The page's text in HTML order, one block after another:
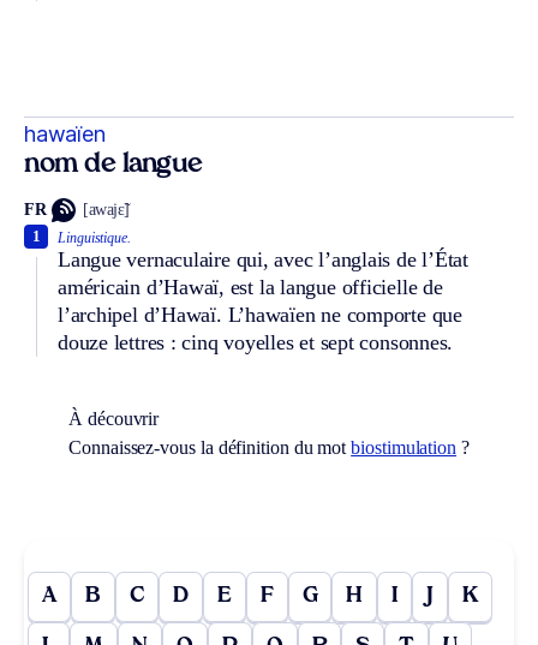
hawaïen
nom de langue
FR [awajɛ̃]
Linguistique.
Langue vernaculaire qui, avec l’anglais de l’État
américain d’Hawaï, est la langue officielle de
l’archipel d’Hawaï. L’hawaïen ne comporte que
douze lettres : cinq voyelles et sept consonnes.
1
À découvrir
Connaissez-vous la définition du motbiostimulation ?
A B C D E F G H I J K